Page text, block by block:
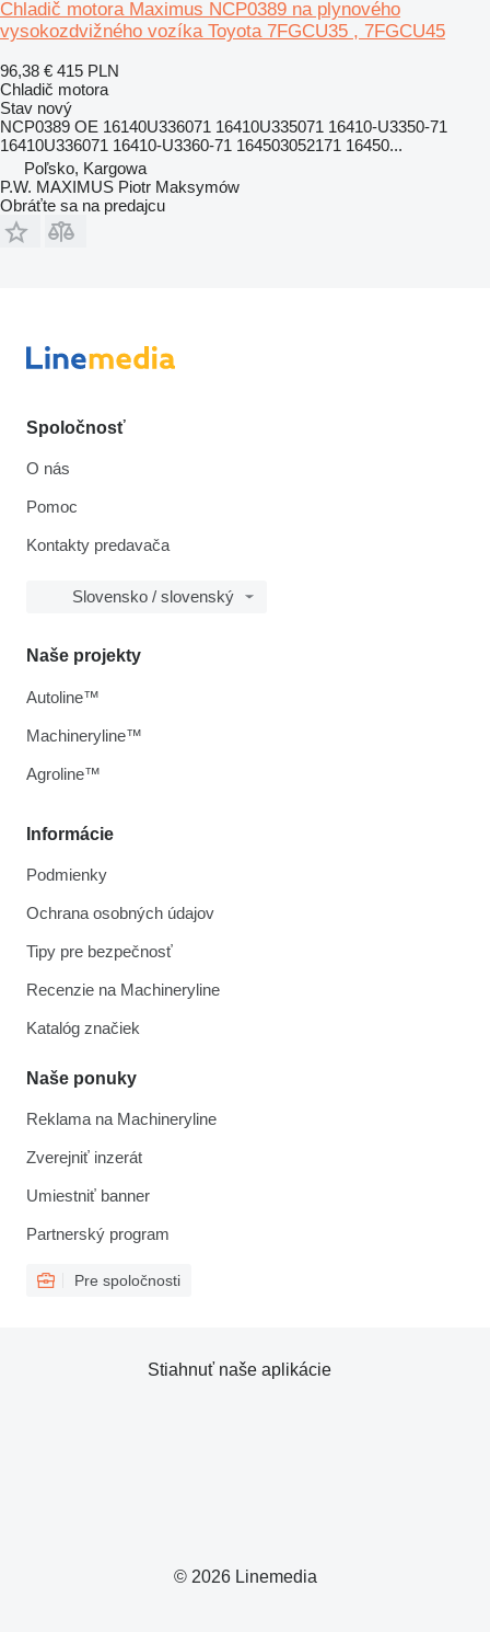
Chladič motora Maximus NCP0389 na plynového
vysokozdvižného vozíka Toyota 7FGCU35 , 7FGCU45
96,38 € 415 PLN
Chladič motora
Stav nový
NCP0389 OE 16140U336071 16410U335071 16410-U3350-71
16410U336071 16410-U3360-71 164503052171 16450...
Poľsko, Kargowa
P.W. MAXIMUS Piotr Maksymów
Obráťte sa na predajcu
Spoločnosť
O nás
Pomoc
Kontakty predavača
Slovensko / slovenský
Informácie
Podmienky
Ochrana osobných údajov
Tipy pre bezpečnosť
Recenzie na Machineryline
Katalóg značiek
Naše ponuky
Reklama na Machineryline
Zverejniť inzerát
Umiestniť banner
Partnerský program
Pre spoločnosti
Naše projekty
Autoline™
Machineryline™
Agroline™
© 2026 Linemedia
Stiahnuť naše aplikácie